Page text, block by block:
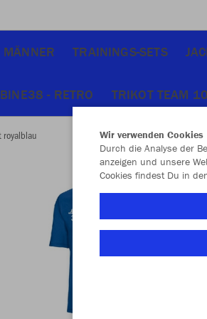
MÄNNER TRAININGS-SETS
- RETRO TRIKOT TEAM
royalblau
Wir verwenden Cookies
Durch die Analyse der
anzeigen und unsere
Cookies findest Du in